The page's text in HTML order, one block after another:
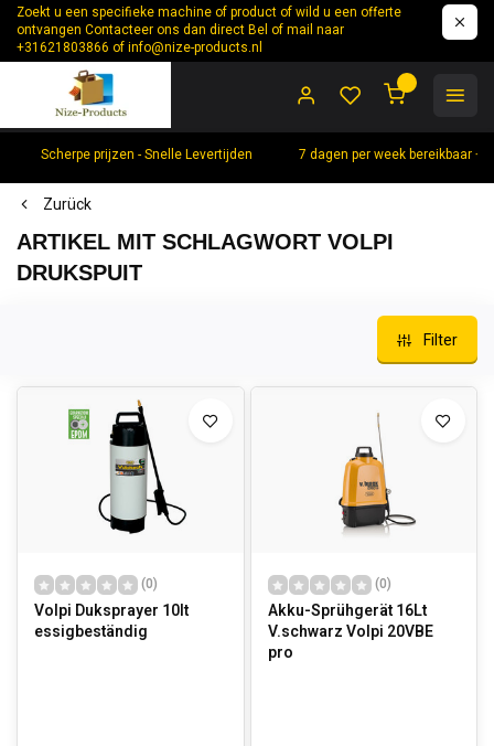
Zoekt u een specifieke machine of product of wild u een offerte
ontvangen Contacteer ons dan direct Bel of mail naar
+31621803866 ofinfo@nize-products.nl
Scherpe prijzen - Snelle Levertijden 7 dagen per week bereikbaar
Zurück
ARTIKEL MIT SCHLAGWORT VOLPI
DRUKSPUIT
Filter
(0)
Volpi Duksprayer 10lt
essigbeständig
(0)
Akku-Sprühgerät 16Lt
V.schwarz Volpi 20VBE
pro